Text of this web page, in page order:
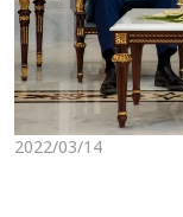
2022/03/14